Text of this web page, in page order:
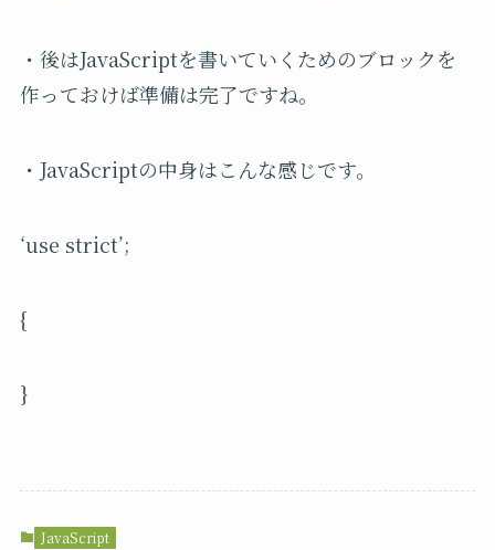
・後はJavaScriptを書いていくためのブロックを
作っておけば準備は完了ですね。
・JavaScriptの中身はこんな感じです。
‘use strict’;
{
}
JavaScript